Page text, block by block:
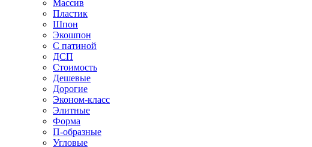
Массив
Пластик
Шпон
Экошпон
С патиной
ДСП
Стоимость
Дешевые
Дорогие
Эконом-класс
Элитные
Форма
П-образные
Угловые